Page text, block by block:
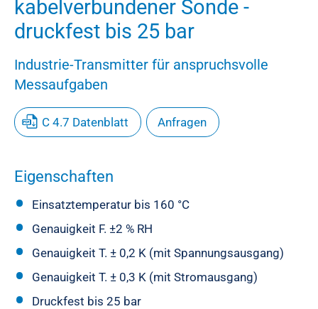
kabelverbundener Sonde -
druckfest bis 25 bar
Industrie-Transmitter für anspruchsvolle
Messaufgaben
C 4.7 Datenblatt Anfragen
Eigenschaften
Einsatztemperatur bis 160 °C
Genauigkeit F. ±2 % RH
Genauigkeit T. ± 0,2 K (mit Spannungsausgang)
Genauigkeit T. ± 0,3 K (mit Stromausgang)
Druckfest bis 25 bar